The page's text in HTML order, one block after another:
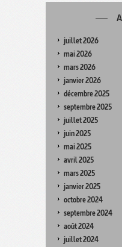
juillet 2026
mai 2026
mars 2026
janvier 2026
décembre 2025
septembre 2025
juillet 2025
juin 2025
mai 2025
avril 2025
mars 2025
janvier 2025
octobre 2024
septembre 2024
août 2024
juillet 2024